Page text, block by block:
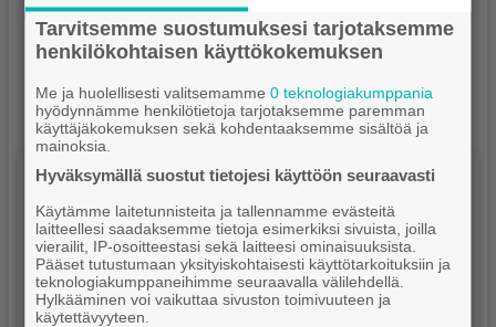
Näköislehti
Tarvitsemme suostumuksesi tarjotaksemme
henkilökohtaisen käyttökokemuksen
Me ja huolellisesti valitsemamme0 teknologiakumppania
hyödynnämme henkilötietoja tarjotaksemme paremman
käyttäjäkokemuksen sekä kohdentaaksemme sisältöä ja
mainoksia.
Hyväksymällä suostut tietojesi käyttöön seuraavasti
Käytämme laitetunnisteita ja tallennamme evästeitä
laitteellesi saadaksemme tietoja esimerkiksi sivuista, joilla
vierailit, IP-osoitteestasi sekä laitteesi ominaisuuksista.
Pääset tutustumaan yksityiskohtaisesti käyttötarkoituksiin ja
teknologiakumppaneihimme seuraavalla välilehdellä.
Hylkääminen voi vaikuttaa sivuston toimivuuteen ja
käytettävyyteen.